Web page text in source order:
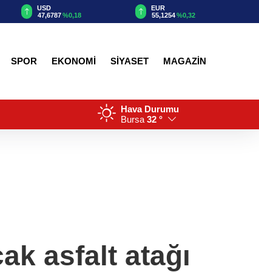
EUR
55,1254 %0,32
GBP
64,3468 %0,38
SPOR EKONOMİ SİYASET MAGAZİN
Hava Durumu
Bursa 32 °
asfalt atağı